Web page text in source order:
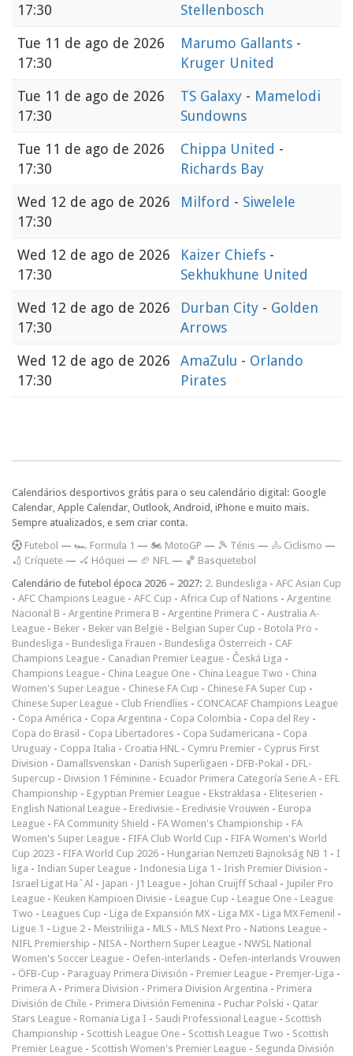
17:30
Stellenbosch
Tue 11 de ago de 2026
17:30
Marumo Gallants -
Kruger United
Tue 11 de ago de 2026
17:30
TS Galaxy - Mamelodi
Sundowns
Tue 11 de ago de 2026
17:30
Chippa United -
Richards Bay
Wed 12 de ago de 2026
17:30
Milford - Siwelele
Wed 12 de ago de 2026
17:30
Kaizer Chiefs -
Sekhukhune United
Wed 12 de ago de 2026
17:30
Durban City - Golden
Arrows
Wed 12 de ago de 2026
17:30
AmaZulu - Orlando
Pirates
Calendários desportivos grátis para o seu calendário digital: Google
Calendar, Apple Calendar, Outlook, Android, iPhone e muito mais.
Sempre atualizados, e sem criar conta.
Futebol — 🏎️ Formula 1 — 🏍 MotoGP — 🎾 Ténis — 🚴 Ciclismo —
🏏 Críquete — 🏑 Hóquei — 🏈 NFL — 🏀 Basquetebol
Calendário de futebol época 2026 – 2027: 2. Bundesliga - AFC Asian Cup
- AFC Champions League - AFC Cup - Africa Cup of Nations - Argentine
Nacional B - Argentine Primera B - Argentine Primera C - Australia A-
League - Beker - Beker van België - Belgian Super Cup - Botola Pro -
Bundesliga - Bundesliga Frauen - Bundesliga Österreich - CAF
Champions League - Canadian Premier League - Česká Liga -
Champions League - China League One - China League Two - China
Women's Super League - Chinese FA Cup - Chinese FA Super Cup -
Chinese Super League - Club Friendlies - CONCACAF Champions League
- Copa América - Copa Argentina - Copa Colombia - Copa del Rey -
Copa do Brasil - Copa Libertadores - Copa Sudamericana - Copa
Uruguay - Coppa Italia - Croatia HNL - Cymru Premier - Cyprus First
Division - Damallsvenskan - Danish Superligaen - DFB-Pokal - DFL-
Supercup - Division 1 Féminine - Ecuador Primera Categoría Serie A - EFL
Championship - Egyptian Premier League - Ekstraklasa - Eliteserien -
English National League - Eredivisie - Eredivisie Vrouwen - Europa
League - FA Community Shield - FA Women's Championship - FA
Women's Super League - FIFA Club World Cup - FIFA Women's World
Cup 2023 - FIFA World Cup 2026 - Hungarian Nemzeti Bajnokság NB 1 - I
liga - Indian Super League - Indonesia Liga 1 - Irish Premier Division -
Israel Ligat Ha`Al - Japan - J1 League - Johan Cruijff Schaal - Jupiler Pro
League - Keuken Kampioen Divisie - League Cup - League One - League
Two - Leagues Cup - Liga de Expansión MX - Liga MX - Liga MX Femenil -
Ligue 1 - Ligue 2 - Meistriliiga - MLS - MLS Next Pro - Nations League -
NIFL Premiership - NISA - Northern Super League - NWSL National
Women's Soccer League - Oefen-interlands - Oefen-interlands Vrouwen
- ÖFB-Cup - Paraguay Primera División - Premier League - Premjer-Liga -
Primera A - Primera Division - Primera Division Argentina - Primera
División de Chile - Primera División Femenina - Puchar Polski - Qatar
Stars League - Romania Liga I - Saudi Professional League - Scottish
Championship - Scottish League One - Scottish League Two - Scottish
Premier League - Scottish Women's Premier League - Segunda División